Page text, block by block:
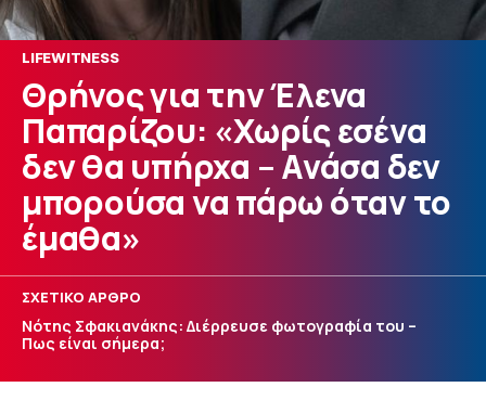
LIFEWITNESS
Θρήνος για την Έλενα
Παπαρίζου: «Χωρίς εσένα
δεν θα υπήρχα – Ανάσα δεν
μπορούσα να πάρω όταν το
έμαθα»
ΣΧΕΤΙΚΟ ΑΡΘΡΟ
Νότης Σφακιανάκης: Διέρρευσε φωτογραφία του –
Πως είναι σήμερα;